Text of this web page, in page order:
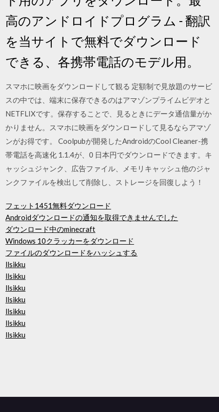
高のアンドロイドプログラム - 翻訳
を当サイトで無料でダウンロード
できる、各携帯電話のモデル用。
スマホに映画をダウンロードして観る 定額制で見放題のサービ
スの中では、端末に保存できるのはアマゾンプライムビデオと
NETFLIXです。保存することで、見るときにデータ通信量がか
かりません。スマホに映画をダウンロードして見るならアマゾ
ンがお得です。 Coolpubが開発したAndroidのCool Cleaner-携
帯電話を高速化 1.1.4が、0 日本円でダウンロードできます。キ
ャッシュジャンク、広告ファイル、メモリキャッシュ他のジャ
ンクファイルを検出して削除し、ストレージを回復しよう！
フェット1451無料ダウンロード
Androidダウンロードの通知を取得できませんでした
ダウンロード中のminecraft
Windows 10クラッカーをダウンロード
ファイルのダウンロードをハッシュする
llsikku
llsikku
llsikku
llsikku
llsikku
llsikku
llsikku